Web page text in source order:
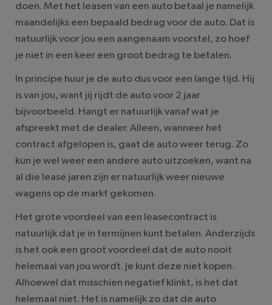
doen. Met het leasen van een auto betaal je namelijk
maandelijks een bepaald bedrag voor de auto. Dat is
natuurlijk voor jou een aangenaam voorstel, zo hoef
je niet in een keer een groot bedrag te betalen.
In principe huur je de auto dus voor een lange tijd. Hij
is van jou, want jij rijdt de auto voor 2 jaar
bijvoorbeeld. Hangt er natuurlijk vanaf wat je
afspreekt met de dealer. Alleen, wanneer het
contract afgelopen is, gaat de auto weer terug. Zo
kun je wel weer een andere auto uitzoeken, want na
al die lease jaren zijn er natuurlijk weer nieuwe
wagens op de markt gekomen.
Het grote voordeel van een leasecontract is
natuurlijk dat je in termijnen kunt betalen. Anderzijds
is het ook een groot voordeel dat de auto nooit
helemaal van jou wordt. Je kunt deze niet kopen.
Alhoewel dat misschien negatief klinkt, is het dat
helemaal niet. Het is namelijk zo dat de auto